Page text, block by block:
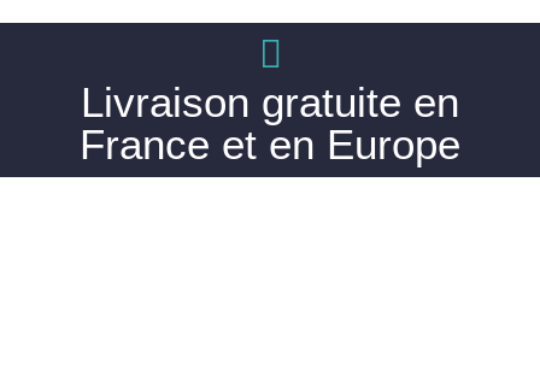
Livraison gratuite en
France et en Europe